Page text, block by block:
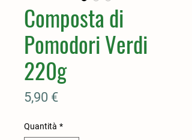
Composta di
Pomodori Verdi
220g
5,90 €Prezzo
Quantità *